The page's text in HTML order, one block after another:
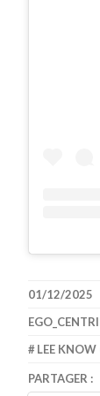
01/12/2025
LEE KNOW
PARTAGER :